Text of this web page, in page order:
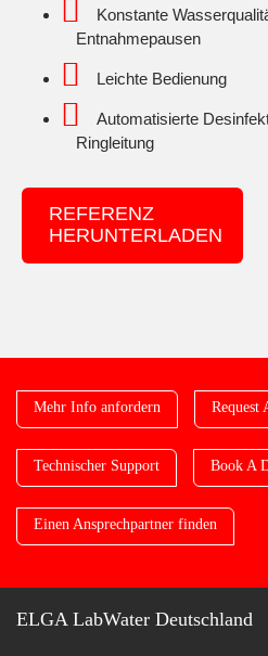
Konstante
Entnahmepausen
Leichte Bedienung
Automatisierte
Ringleitung
REFERENZ
HERUNTERLADEN
Mehr Info anfordern Request
Technischer Support Book A
Einen Ansprechpartner finden
ELGA LabWater Deutschland